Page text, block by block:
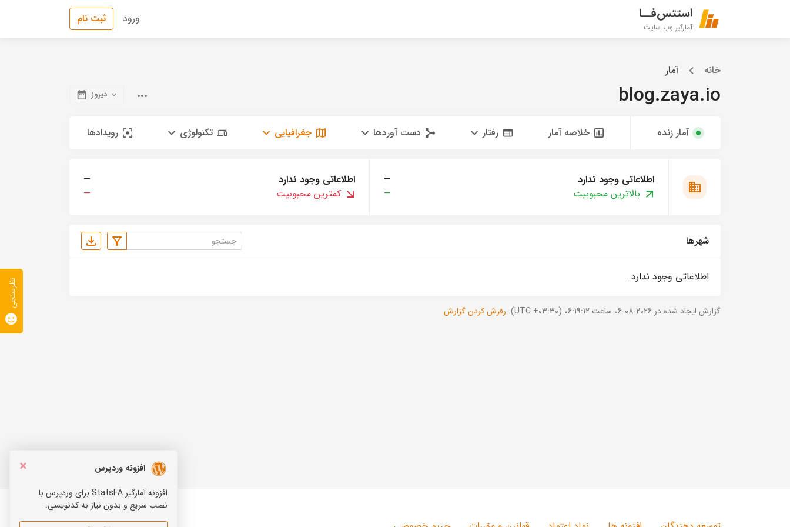
استتس‌فــا
آمارگیر وب سایت
ورود ثبت نام
خانه آمار
blog.zaya.io دیروز
آمار زنده خلاصه آمار رفتار دست آوردها جغرافیایی تکنولوژی رویدادها
اطلاعاتی وجود ندارد
—
بالاترین محبوبیت
—
اطلاعاتی وجود ندارد
—
کمترین محبوبیت
—
شهرها
اطلاعاتی وجود ندارد.
گزارش ایجاد شده در 2026-08-06 ساعت 06:19:12 (UTC +03:30). رفرش کردن گزارش
×
افزونه وردپرس
افزونه آمارگیر StatsFA برای وردپرس با
نصب سریع و بدون نیاز به کدنویسی.
نظرسنجی